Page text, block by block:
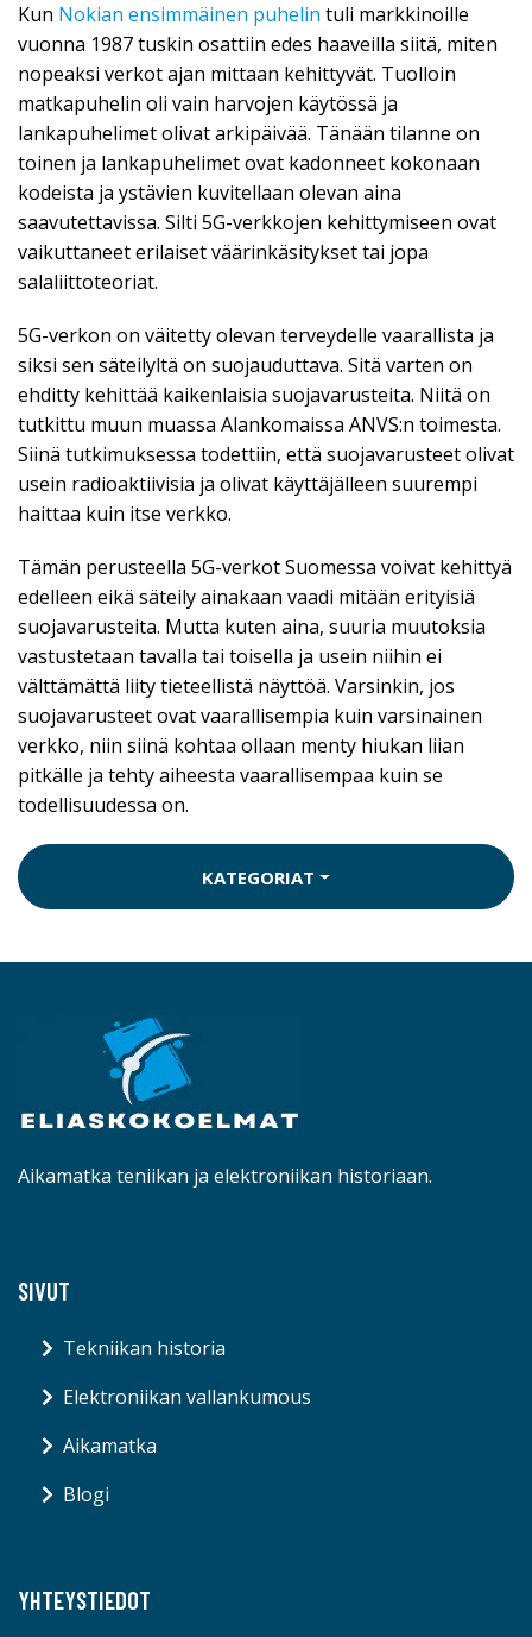
Kun Nokian ensimmäinen puhelin tuli markkinoille
vuonna 1987 tuskin osattiin edes haaveilla siitä, miten
nopeaksi verkot ajan mittaan kehittyvät. Tuolloin
matkapuhelin oli vain harvojen käytössä ja
lankapuhelimet olivat arkipäivää. Tänään tilanne on
toinen ja lankapuhelimet ovat kadonneet kokonaan
kodeista ja ystävien kuvitellaan olevan aina
saavutettavissa. Silti 5G-verkkojen kehittymiseen ovat
vaikuttaneet erilaiset väärinkäsitykset tai jopa
salaliittoteoriat.
5G-verkon on väitetty olevan terveydelle vaarallista ja
siksi sen säteilyltä on suojauduttava. Sitä varten on
ehditty kehittää kaikenlaisia suojavarusteita. Niitä on
tutkittu muun muassa Alankomaissa ANVS:n toimesta.
Siinä tutkimuksessa todettiin, että suojavarusteet olivat
usein radioaktiivisia ja olivat käyttäjälleen suurempi
haittaa kuin itse verkko.
Tämän perusteella 5G-verkot Suomessa voivat kehittyä
edelleen eikä säteily ainakaan vaadi mitään erityisiä
suojavarusteita. Mutta kuten aina, suuria muutoksia
vastustetaan tavalla tai toisella ja usein niihin ei
välttämättä liity tieteellistä näyttöä. Varsinkin, jos
suojavarusteet ovat vaarallisempia kuin varsinainen
verkko, niin siinä kohtaa ollaan menty hiukan liian
pitkälle ja tehty aiheesta vaarallisempaa kuin se
todellisuudessa on.
KATEGORIAT
Aikamatka teniikan ja elektroniikan historiaan.
SIVUT
Tekniikan historia
Elektroniikan vallankumous
Aikamatka
Blogi
YHTEYSTIEDOT